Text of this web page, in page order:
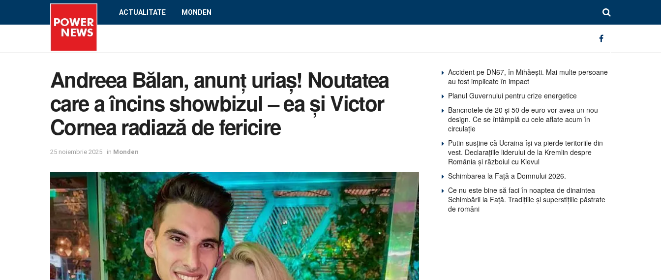
ACTUALITATE MONDEN
Andreea Bălan, anunț uriaș! Noutatea
care a încins showbizul – ea și Victor
Cornea radiază de fericire
25 noiembrie 2025 in Monden
Accident pe DN67, în Mihăești. Mai multe persoane
au fost implicate în impact
Planul Guvernului pentru crize energetice
Bancnotele de 20 și 50 de euro vor avea un nou
design. Ce se întâmplă cu cele aflate acum în
circulație
Putin susține că Ucraina își va pierde teritoriile din
vest. Declarațiile liderului de la Kremlin despre
România și războiul cu Kievul
Schimbarea la Față a Domnului 2026.
Ce nu este bine să faci în noaptea de dinaintea
Schimbării la Față. Tradițiile și superstițiile păstrate
de români